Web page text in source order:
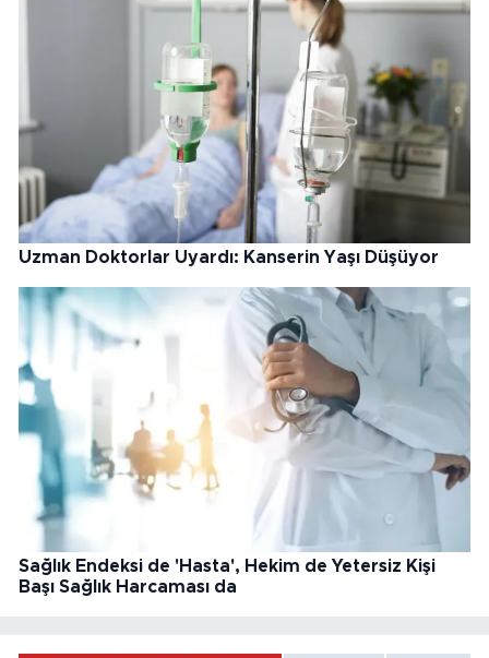
Uzman Doktorlar Uyardı: Kanserin Yaşı Düşüyor
Sağlık Endeksi de 'Hasta', Hekim de Yetersiz Kişi
Başı Sağlık Harcaması da